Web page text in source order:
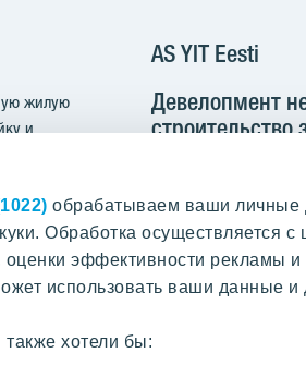
обрабатываем ваши личные
Обработка осуществляется
оценки эффективности рекламы
использовать ваши данные и
хотели бы:
жилую
и
AS YIT Eesti
Девелопмент
строительство
Pärnu mnt 102B
11312 Tallinn, Estonia
+372 665